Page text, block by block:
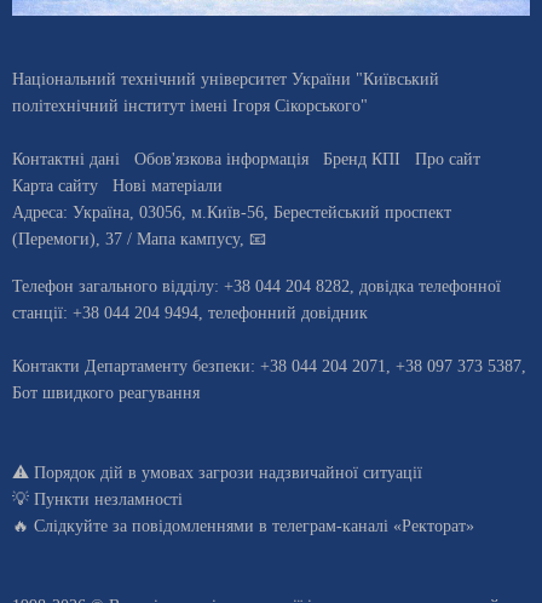
Національний технічний університет України "Київський
політехнічний інститут імені Ігоря Сікорського"
Контактні дані Обов'язкова інформація Бренд КПІ
Про сайт
Карта сайту
Нові матеріали
Адреса: Україна, 03056, м.Київ-56, Берестейський проспект
(Перемоги), 37 / Мапа кампусу, 📧
Телефон загального відділу: +38 044 204 8282, довiдка телефонної
станцiї: +38 044 204 9494, телефонний довідник
Контакти Департаменту безпеки: +38 044 204 2071, +38 097 373 5387,
Бот швидкого реагування
⚠️ Порядок дій в умовах загрози надзвичайної ситуації
💡 Пункти незламності
🔥 Слідкуйте за повідомленнями в телеграм-каналі «Ректорат»